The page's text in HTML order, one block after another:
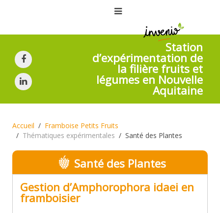
Station
d’expérimentation de
la filière fruits et
légumes en Nouvelle
Aquitaine
Accueil
Framboise Petits Fruits
Thématiques expérimentales
Santé des Plantes
Santé des Plantes
Gestion d’Amphorophora idaei en
framboisier